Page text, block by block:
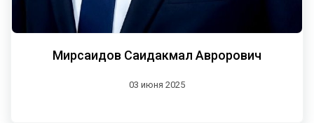
Мирсаидов Саидакмал Аврорович
03 июня 2025